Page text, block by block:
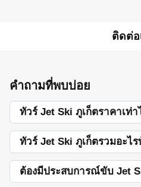
ติดต่อ
คำถามที่พบบ่อย
ทัวร์ Jet Ski ภูเก็ตราคาเท่า
ทัวร์ Jet Ski ภูเก็ตรวมอะไร
ต้องมีประสบการณ์ขับ Jet